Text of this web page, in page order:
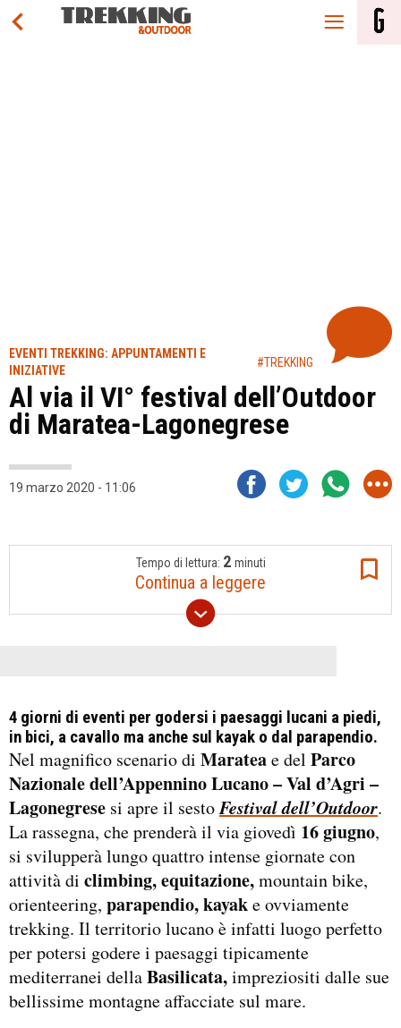
EVENTI TREKKING: APPUNTAMENTI E
INIZIATIVE
#TREKKING
Al via il VI° festival dell’Outdoor
di Maratea-Lagonegrese
19 marzo 2020 - 11:06
Tempo di lettura: 2 minuti
Continua a leggere
4 giorni di eventi per godersi i paesaggi lucani a piedi,
in bici, a cavallo ma anche sul kayak o dal parapendio.
Nel magnifico scenario di Marateae del Parco
Nazionale dell’Appennino Lucano – Val d’Agri –
Lagonegrese si apre il sestoFestival dell’Outdoor.
La rassegna, che prenderà il via giovedì 16 giugno,
si svilupperà lungo quattro intense giornate con
attività di climbing, equitazione,mountain bike,
orienteering, parapendio, kayake ovviamente
trekking. Il territorio lucano è infatti luogo perfetto
per potersi godere i paesaggi tipicamente
mediterranei dellaBasilicata,impreziositi dalle sue
bellissime montagne affacciate sul mare.